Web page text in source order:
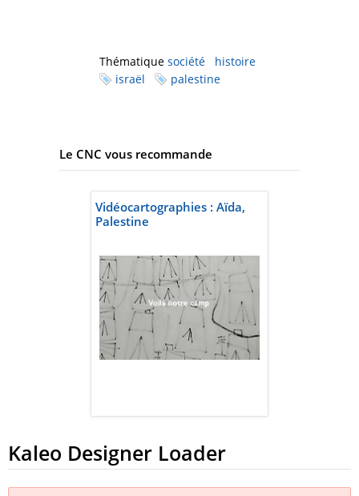
Thématique société
histoire
israël
palestine
Le CNC vous recommande
Vidéocartographies : Aïda,
Palestine
Kaleo Designer Loader